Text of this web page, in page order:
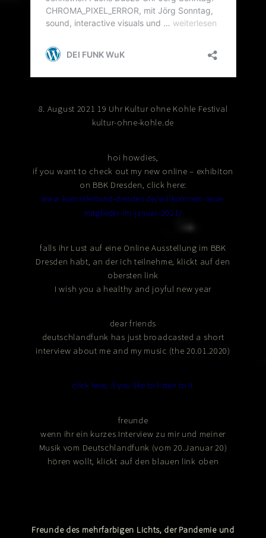
8. August 2021 19 Uhr Kultur ohne Kohle Festival
kultur-ohne-kohle.de
hoi howdies,
if you want to check out my new online – exhibiton
on BBK Dresden, click here:
www.kuenstlerbund-dresden.de/willkommen-neue-
mitglieder-im-januar-2021/
falls ihr Lust auf eine Online Ausstellung im BBK
Dresden habt, an der ich teilnehme, klickt auf den
obersten link
I wish you a healthy and joyful new year
dear friends
deutschlandfunk has just broadcasted a short
interview about me and my music (the 20.01.2020)
click here, if you like to listen to it
freunde
wenn ihr ein kurzes Interview zu mir und meiner
Musik vom Deutschlandfunk (vom 20.Januar 20)
hören wollt, klickt auf den blauen link oben
Freunde des mehrfarbigen Lichts, der Pandemie und